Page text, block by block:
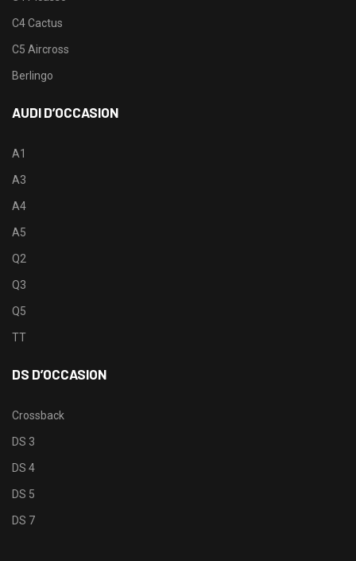
C4 Cactus
C5 Aircross
Berlingo
AUDI D’OCCASION
A1
A3
A4
A5
Q2
Q3
Q5
TT
DS D’OCCASION
Crossback
DS 3
DS 4
DS 5
DS 7